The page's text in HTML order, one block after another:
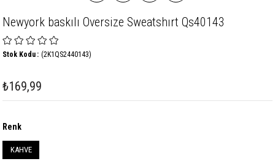
Newyork baskılı Oversize Sweatshırt Qs40143
(2K1QS2440143)
Stok Kodu
₺169,99
Renk
KAHVE